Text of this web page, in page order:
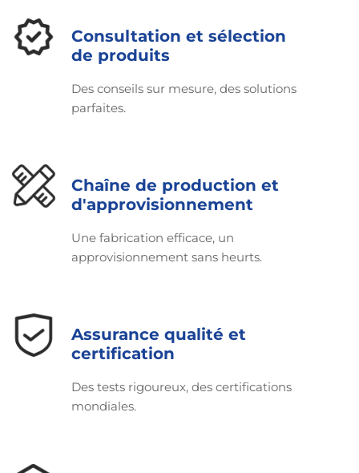
Consultation et sélection
de produits
Des conseils sur mesure, des solutions
parfaites.
Chaîne de production et
d'approvisionnement
Une fabrication efficace, un
approvisionnement sans heurts.
Assurance qualité et
certification
Des tests rigoureux, des certifications
mondiales.